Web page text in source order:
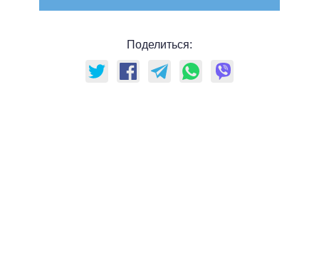
Поделиться: